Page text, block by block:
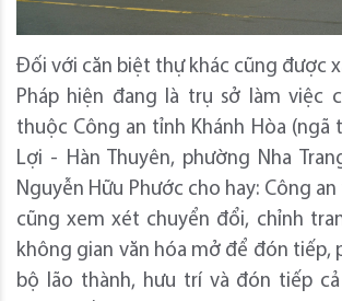
Đối với căn biệt thự khác cũng được
Pháp hiện đang là trụ sở làm việc
thuộc Công an tỉnh Khánh Hòa (ngã
Lợi - Hàn Thuyên, phường Nha
Nguyễn Hữu Phước cho hay: Công
cũng xem xét chuyển đổi, chỉnh
không gian văn hóa mở để đón tiếp,
bộ lão thành, hưu trí và đón tiếp